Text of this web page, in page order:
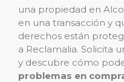
una propiedad en
en una transacción y
derechos están
a Reclamalia. Solicita
y descubre cómo
problemas en